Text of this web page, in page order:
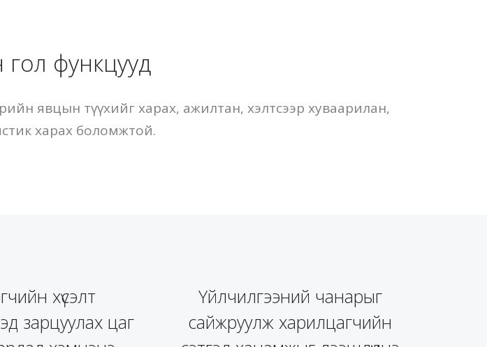
функцууд
явцын түүхийг харах, ажилтан, хэлтсээр хуваарилан,
харах боломжтой.
хүсэлт
зарцуулах цаг
Үйлчилгээний чанарыг
сайжруулж харилцагчийн